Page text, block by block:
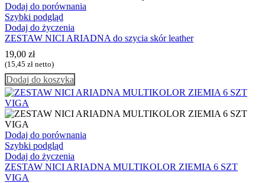
Dodaj do porównania
Szybki podgląd
Dodaj do życzenia
ZESTAW NICI ARIADNA do szycia skór leather
19,00 zł
(15,45 zł netto)
Dodaj do koszyka
Dodaj do porównania
Szybki podgląd
Dodaj do życzenia
ZESTAW NICI ARIADNA MULTIKOLOR ZIEMIA 6 SZT
VIGA